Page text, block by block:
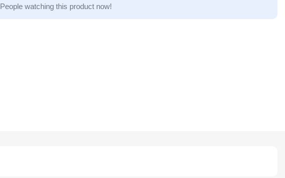
People watching this product now!